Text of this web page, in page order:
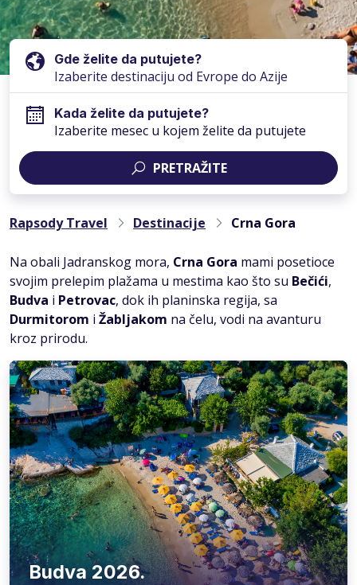
Gde želite da putujete?
Kada želite da putujete?
Izaberite mesec u kojem želite da putujete
PRETRAŽITE
Rapsody Travel Destinacije Crna Gora
Na obali Jadranskog mora, Crna Gora mami posetioce
svojim prelepim plažama u mestima kao što su Bečići,
Budva i Petrovac, dok ih planinska regija, sa
Durmitorom i Žabljakom na čelu, vodi na avanturu
kroz prirodu.
Budva 2026.